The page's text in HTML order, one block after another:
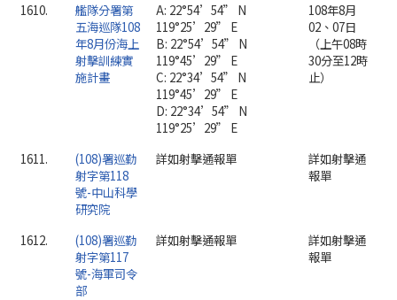
1610.
艦隊分署第
五海巡隊108
年8月份海上
射擊訓練實
施計畫
A: 22°54’54” N
119°25’29” E
B: 22°54’54” N
119°45’29” E
C: 22°34’54” N
119°45’29” E
D: 22°34’54” N
119°25’29” E
108年8月
02、07日
（上午08時
30分至12時
止）
1611.
(108)署巡勤
射字第118
號-中山科學
研究院
詳如射擊通報單
詳如射擊通
報單
1612.
(108)署巡勤
射字第117
號-海軍司令
部
詳如射擊通報單
詳如射擊通
報單